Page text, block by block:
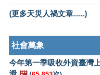
(更多天災人禍文章......)
社會萬象
今年第一季吸收外資臺灣